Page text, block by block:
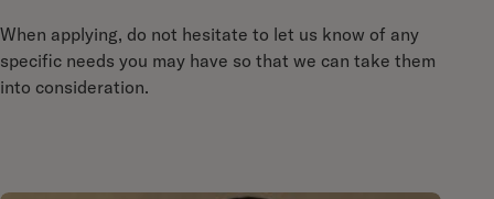
When applying, do not hesitate to let us know of any
specific needs you may have so that we can take them
into consideration.